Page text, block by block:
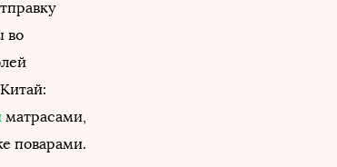
во
матрасами,
поварами.